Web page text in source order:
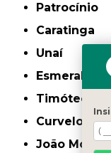
Patrocínio
Caratinga
Unaí
Esmeraldas
Timóteo
Curvelo
João